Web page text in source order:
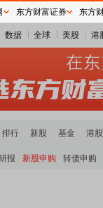
数据 全球 美股 港
排行 新股 基金 港股
报 新股申购 转债申购
东方财富证券 东方